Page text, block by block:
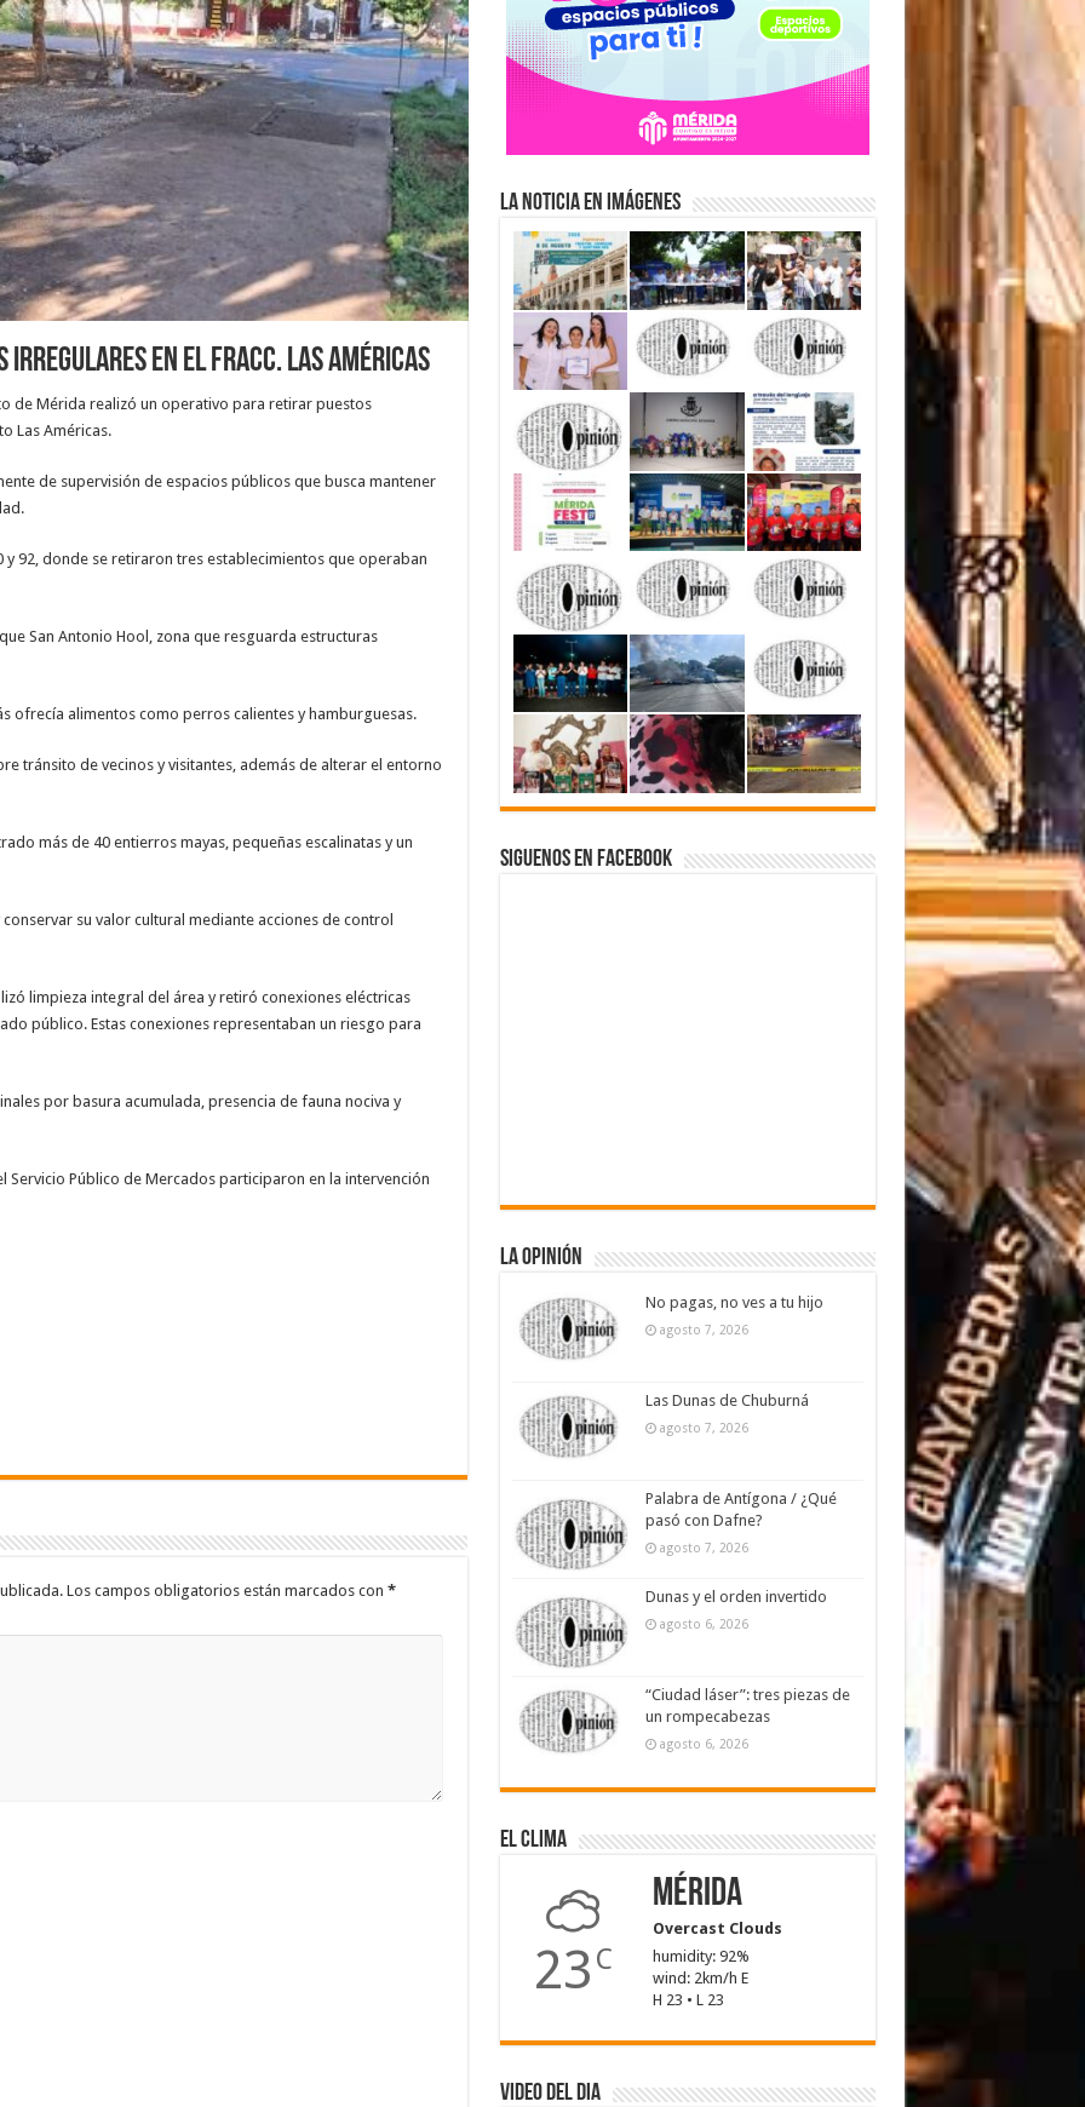
irregulares en el fracc. Las Américas
de Mérida realizó un operativo para retirar puestos
Las Américas.
de supervisión de espacios públicos que busca mantener
y 92, donde se retiraron tres establecimientos que operaban
San Antonio Hool, zona que resguarda estructuras
ofrecía alimentos como perros calientes y hamburguesas.
tránsito de vecinos y visitantes, además de alterar el entorno
más de 40 entierros mayas, pequeñas escalinatas y un
su valor cultural mediante acciones de control
limpieza integral del área y retiró conexiones eléctricas
público. Estas conexiones representaban un riesgo para
por basura acumulada, presencia de fauna nociva y
Servicio Público de Mercados participaron en la intervención
Los campos obligatorios están marcados con *
La Noticia en Imágenes
Siguenos en Facebook
La Opinión
No pagas, no ves a tu hijo
agosto 7, 2026
Las Dunas de Chuburná
agosto 7, 2026
Palabra de Antígona / ¿Qué
pasó con Dafne?
agosto 7, 2026
Dunas y el orden invertido
agosto 6, 2026
“Ciudad láser”: tres piezas de
un rompecabezas
agosto 6, 2026
El Clima
23 C
Mérida
Overcast Clouds
humidity: 92%
wind: 2km/h E
H 23 • L 23
Video del dia